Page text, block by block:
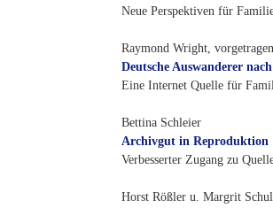
Neue Perspektiven für
Raymond Wright,
Deutsche Auswanderer
Eine Internet Quelle für
Bettina Schleier
Archivgut in Reproduktion
Verbesserter Zugang zu
Horst Rößler u. Margrit